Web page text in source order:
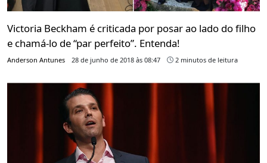
Victoria Beckham é criticada por posar ao lado do filho
e chamá-lo de “par perfeito”. Entenda!
Anderson Antunes 28 de junho de 2018 às 08:47 2 minutos de leitura